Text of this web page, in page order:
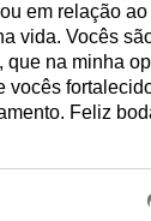
em relação
vida. Vocês
que na minha
vocês
Feliz